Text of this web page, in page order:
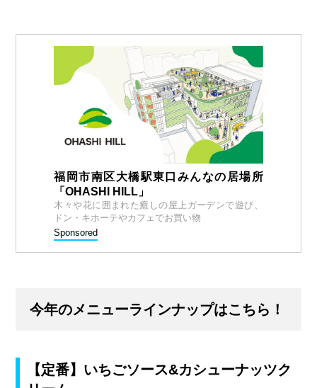
福岡市南区大橋駅東口みんなの居場所
「OHASHI HILL」
木々や花に囲まれた癒しの屋上ガーデンで遊び、
ドン・キホーテやカフェでお買い物
Sponsored
今年のメニューラインナップはこちら！
【定番】いちごソース&カシューナッツク